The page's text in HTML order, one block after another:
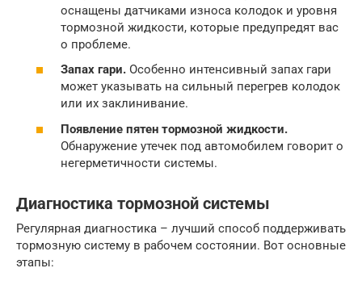
оснащены датчиками износа колодок и уровня
тормозной жидкости, которые предупредят вас
о проблеме.
Запах гари. Особенно интенсивный запах гари
может указывать на сильный перегрев колодок
или их заклинивание.
Появление пятен тормозной жидкости.
Обнаружение утечек под автомобилем говорит о
негерметичности системы.
Диагностика тормозной системы
Регулярная диагностика – лучший способ поддерживать
тормозную систему в рабочем состоянии. Вот основные
этапы: